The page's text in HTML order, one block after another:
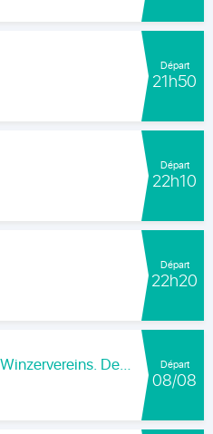
Départ
21h50
Départ
22h10
Départ
22h20
Rennen des Oberrotweiler Winzervereins. Der Klassiker Am Kaiser. Départ
08/08